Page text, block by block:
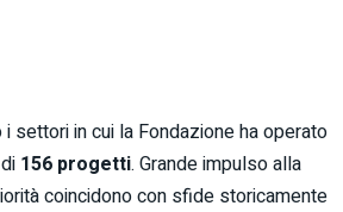
settori in cui la Fondazione ha operato
156 progetti. Grande impulso alla
coincidono con sfide storicamente